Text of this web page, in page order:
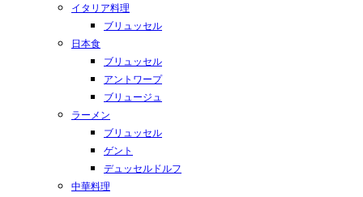
イタリア料理
ブリュッセル
日本食
ブリュッセル
アントワープ
ブリュージュ
ラーメン
ブリュッセル
ゲント
デュッセルドルフ
中華料理